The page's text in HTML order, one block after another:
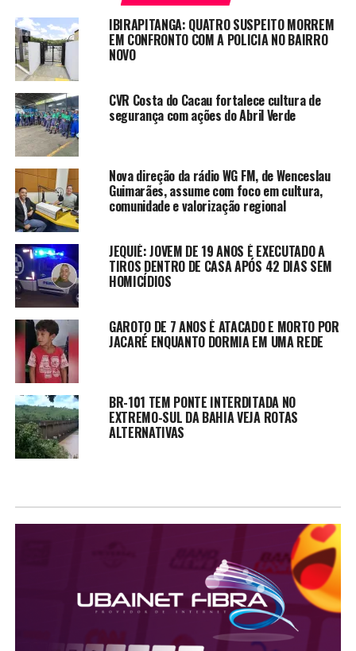
IBIRAPITANGA: QUATRO SUSPEITO MORREM
EM CONFRONTO COM A POLICIA NO BAIRRO
NOVO
CVR Costa do Cacau fortalece cultura de
segurança com ações do Abril Verde
Nova direção da rádio WG FM, de Wenceslau
Guimarães, assume com foco em cultura,
comunidade e valorização regional
JEQUIÉ: JOVEM DE 19 ANOS É EXECUTADO A
TIROS DENTRO DE CASA APÓS 42 DIAS SEM
HOMICÍDIOS
GAROTO DE 7 ANOS É ATACADO E MORTO POR
JACARÉ ENQUANTO DORMIA EM UMA REDE
BR-101 TEM PONTE INTERDITADA NO
EXTREMO-SUL DA BAHIA VEJA ROTAS
ALTERNATIVAS